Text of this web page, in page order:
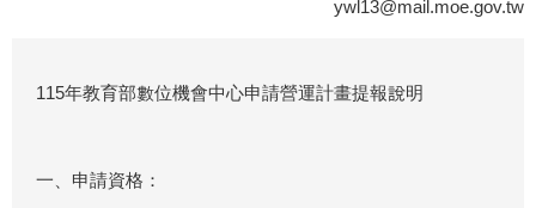
ywl13@mail.moe.gov.tw
115年教育部數位機會中心申請營運計畫提報說明
一、申請資格：